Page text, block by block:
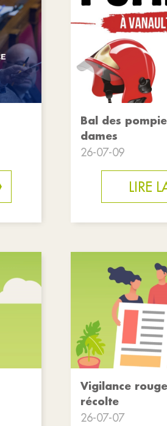
Bal des
dames
26-07-09
LIRE
Vigilance
récolte
26-07-07